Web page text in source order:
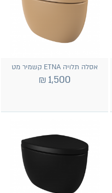
אסלה תלויה ETNA קשמיר מט
1,500
₪